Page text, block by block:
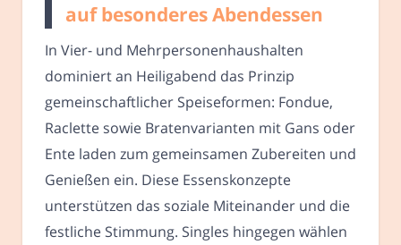
auf besonderes Abendessen
In Vier- und Mehrpersonenhaushalten
dominiert an Heiligabend das Prinzip
gemeinschaftlicher Speiseformen: Fondue,
Raclette sowie Bratenvarianten mit Gans oder
Ente laden zum gemeinsamen Zubereiten und
Genießen ein. Diese Essenskonzepte
unterstützen das soziale Miteinander und die
festliche Stimmung. Singles hingegen wählen